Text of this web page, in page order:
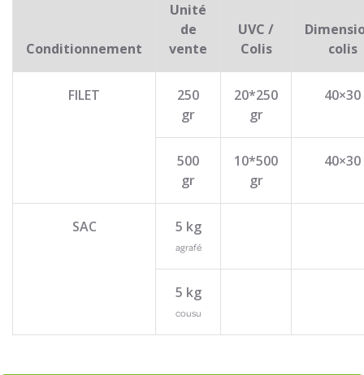
Conditionnement
Unité
de
vente
UVC /
Colis
colis
FILET
250
gr
20*250
gr
40×30
500
gr
10*500
gr
40×30
SAC 5 kg
agrafé
5 kg
cousu